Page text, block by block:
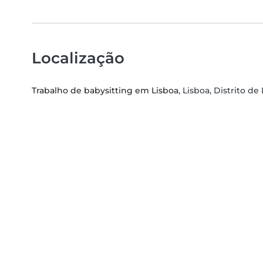
Localização
Trabalho de babysitting em Lisboa, Lisboa, Distrito de